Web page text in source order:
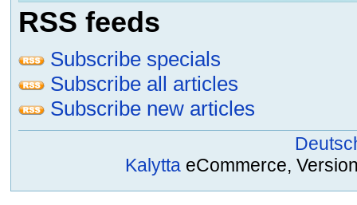
RSS feeds
Subscribe specials
Subscribe all articles
Subscribe new articles
Kalytta eCommerce,